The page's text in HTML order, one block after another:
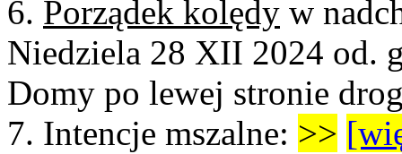
6. Porządek kolędy w
Niedziela 28 XII 2024 od.
Domy po lewej stronie
7. Intencje mszalne: >>